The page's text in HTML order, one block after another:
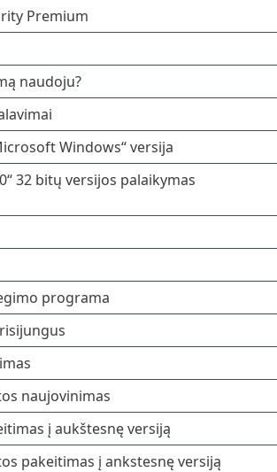
Premium
naudoju?
Windows“ versija
32 bitų versijos palaikymas
programa
naujovinimas
į aukštesnę versiją
pakeitimas į ankstesnę versiją